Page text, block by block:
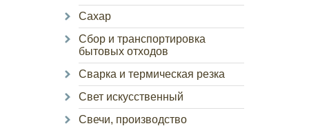
Сахар
Сбор и транспортировка
бытовых отходов
Сварка и термическая резка
Свет искусственный
Свечи, производство